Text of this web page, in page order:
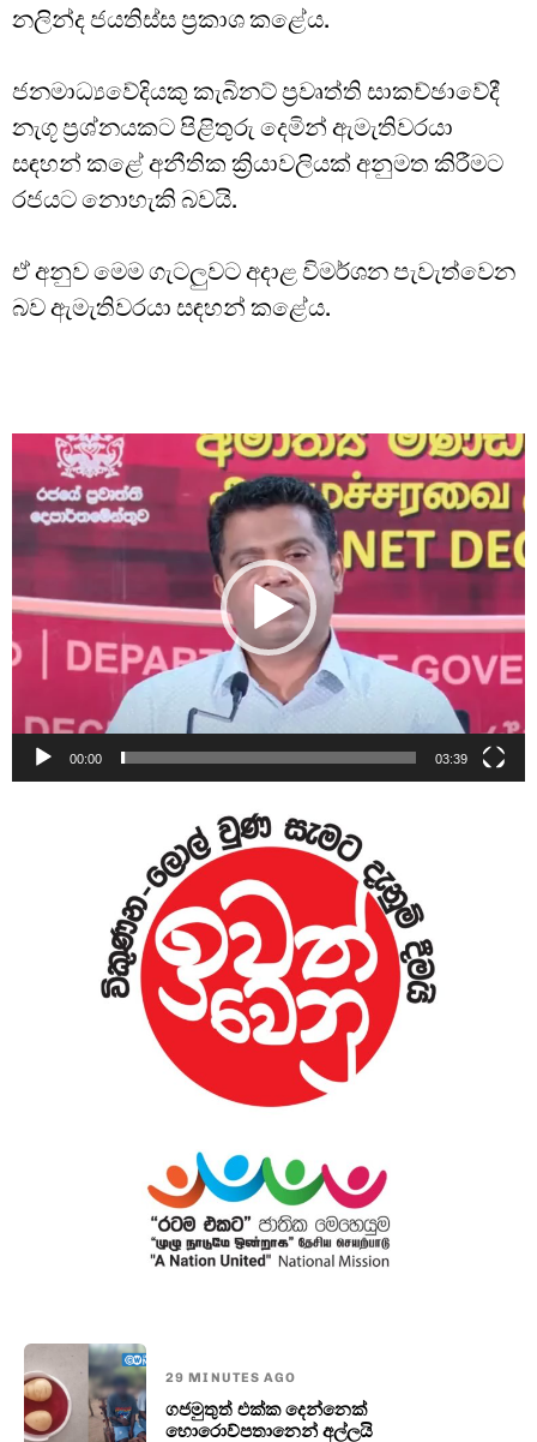
නලින්ද ජයතිස්ස ප්‍රකාශ කළේය.
ජනමාධ්‍යවේදියකු කැබිනට් ප්‍රවෘත්ති සාකච්ඡාවේදී
නැගූ ප්‍රශ්නයකට පිළිතුරු දෙමින් ඇමැතිවරයා
සඳහන් කළේ අනීතික ක්‍රියාවලියක් අනුමත කිරීමට
රජයට නොහැකි බවයි.
ඒ අනුව මෙම ගැටලුවට අදාළ විමර්ශන පැවැත්වෙන
බව ඇමැතිවරයා සඳහන් කළේය.
00:00 03:39
29 MINUTES AGO
ගජමුතුත් එක්ක දෙන්නෙක්
හොරොව්පතානෙන් අල්ලයි